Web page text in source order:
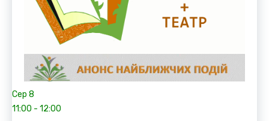
Сер 8
11:00 - 12:00